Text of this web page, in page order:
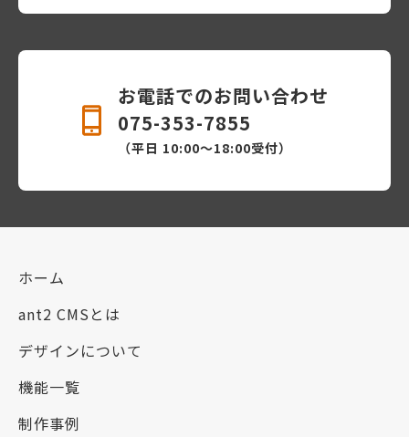
お電話でのお問い合わせ
075-353-7855
（平日 10:00〜18:00受付）
ホーム
ant2 CMSとは
デザインについて
機能一覧
制作事例